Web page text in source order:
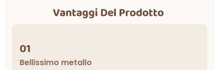
Vantaggi Del Prodotto
01
Bellissimo metallo